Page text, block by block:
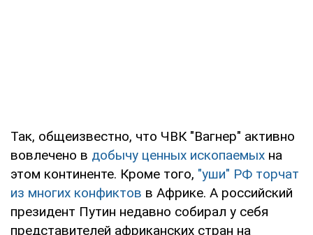
Так, общеизвестно, что ЧВК "Вагнер" активно
вовлечено в добычу ценных ископаемых на
этом континенте. Кроме того, "уши" РФ торчат
из многих конфиктов в Африке. А российский
президент Путин недавно собирал у себя
представителей африканских стран на